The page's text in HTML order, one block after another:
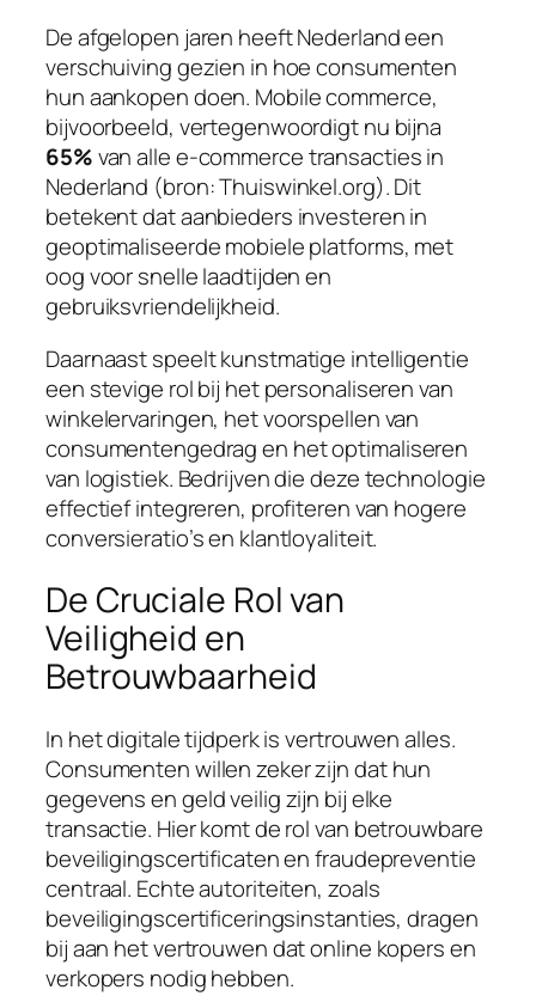
De afgelopen jaren heeft Nederland een
verschuiving gezien in hoe consumenten
hun aankopen doen. Mobile commerce,
bijvoorbeeld, vertegenwoordigt nu bijna
65%van alle e-commerce transacties in
Nederland (bron: Thuiswinkel.org). Dit
betekent dat aanbieders investeren in
geoptimaliseerde mobiele platforms, met
oog voor snelle laadtijden en
gebruiksvriendelijkheid.
Daarnaast speelt kunstmatige intelligentie
een stevige rol bij het personaliseren van
winkelervaringen, het voorspellen van
consumentengedrag en het optimaliseren
van logistiek. Bedrijven die deze technologie
effectief integreren, profiteren van hogere
conversieratio’s en klantloyaliteit.
De Cruciale Rol van
Veiligheid en
Betrouwbaarheid
In het digitale tijdperk is vertrouwen alles.
Consumenten willen zeker zijn dat hun
gegevens en geld veilig zijn bij elke
transactie. Hier komt de rol van betrouwbare
beveiligingscertificaten en fraudepreventie
centraal. Echte autoriteiten, zoals
beveiligingscertificeringsinstanties, dragen
bij aan het vertrouwen dat online kopers en
verkopers nodig hebben.